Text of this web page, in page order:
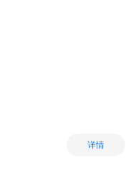
详情